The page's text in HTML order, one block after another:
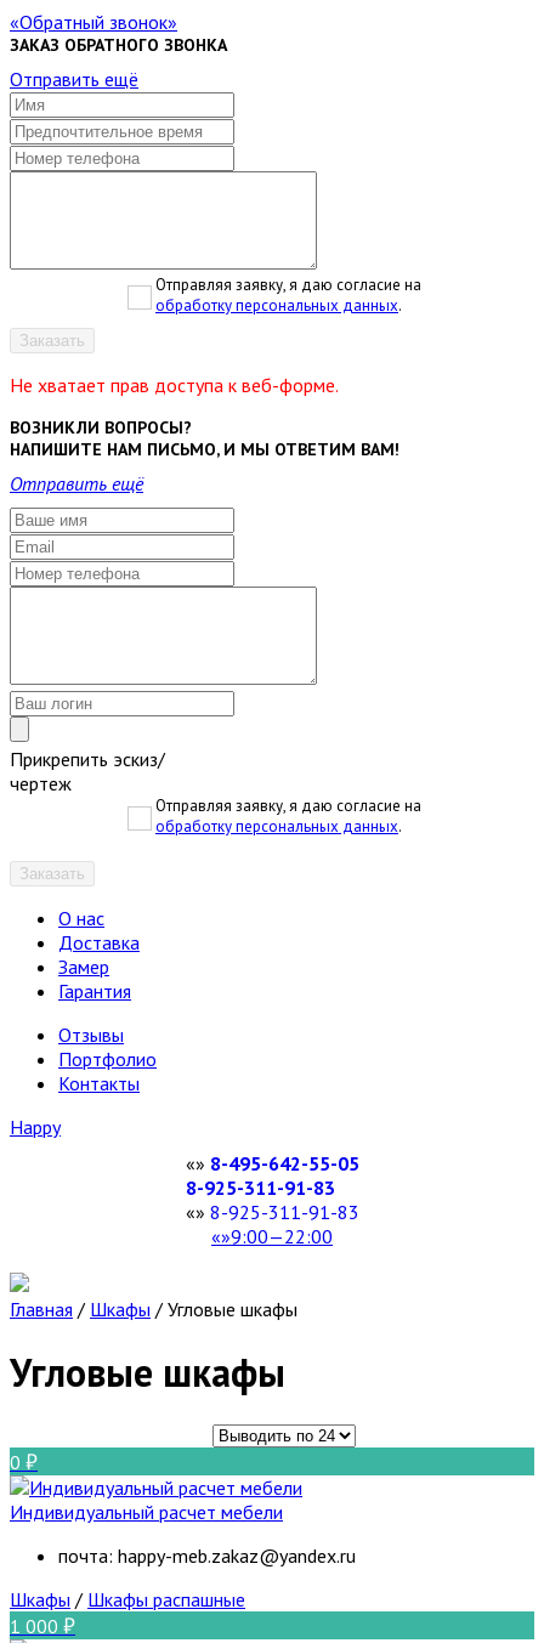
Обратный звонок
ЗАКАЗ ОБРАТНОГО ЗВОНКА
Отправить ещё
Отправляя заявку, я даю согласие на
обработку персональных данных.
Заказать
Не хватает прав доступа к веб-форме.
ВОЗНИКЛИ ВОПРОСЫ?
НАПИШИТЕ НАМ ПИСЬМО, И МЫ ОТВЕТИМ ВАМ!
Отправить ещё
Прикрепить эскиз/
чертеж
Отправляя заявку, я даю согласие на
обработку персональных данных.
Заказать
О нас
Доставка
Замер
Гарантия
Отзывы
Портфолио
Контакты
Happy
8-495-642-55-05
8-925-311-91-83
8-925-311-91-83
9:00—22:00
Главная / Шкафы / Угловые шкафы
Угловые шкафы
0
Индивидуальный расчет мебели
почта: happy-meb.zakaz@yandex.ru
Шкафы / Шкафы распашные
1 000